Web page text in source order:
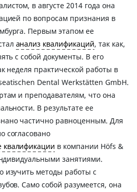
в августе 2014 года она
по вопросам признания в
Первым этапом ее
анализ квалификаций, так как,
с собой документы. В его
неделя практической работы в
Dental Werkstätten GmbH.
и преподавателям, что она
В результате ее
частично равноценным. Для
согласовано
в компании Höfs &
занятиями.
методы работы с
Само собой разумеется, она